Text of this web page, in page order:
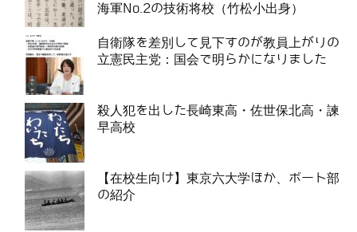
海軍No.2の技術将校（竹松小出身）
自衛隊を差別して見下すのが教員上がりの
立憲民主党：国会で明らかになりました
殺人犯を出した長崎東高・佐世保北高・諫
早高校
【在校生向け】東京六大学ほか、ボート部
の紹介